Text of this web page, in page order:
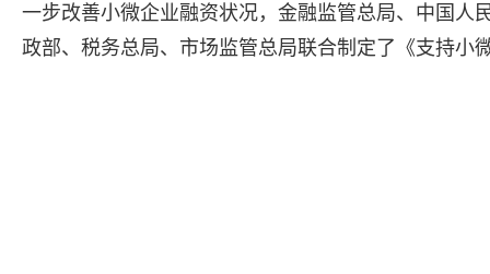
一步改善小微企业融资状况，金融监管总局、中国人
政部、税务总局、市场监管总局联合制定了《支持小